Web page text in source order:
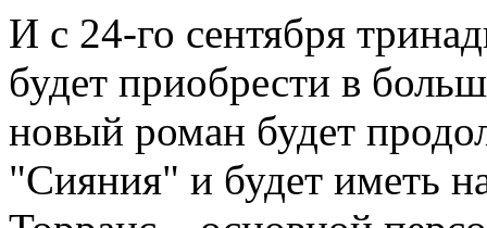
И с 24-го сентября
будет приобрести в
новый роман будет
"Сияния" и будет иметь